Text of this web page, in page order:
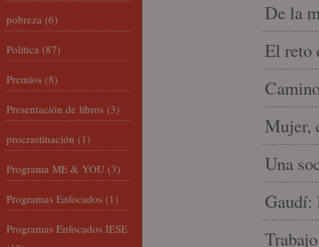
De la
El reto
Mujer,
Una
Gaudí:
pobreza (6)
Política (87)
Premios (8)
Presentación de libros (3)
procrastinación (1)
Programa ME & YOU (3)
Programas Enfocados (1)
Programas Enfocados IESE